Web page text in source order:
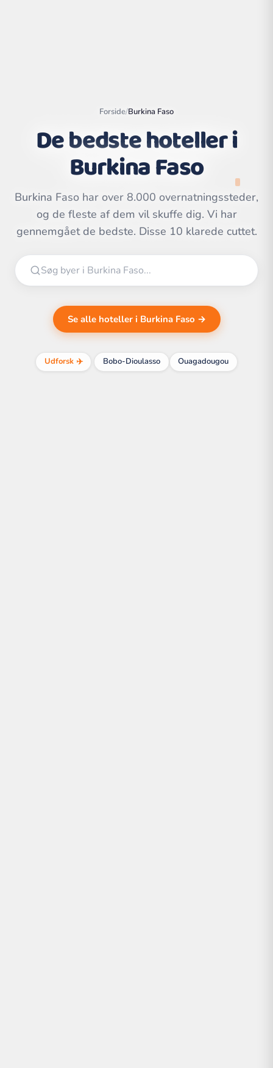
Leaflet|©
OpenStreetMap
contributors | ©
CARTO
Forside/Burkina Faso
De bedste hoteller i
Burkina Faso
Burkina Faso har over 8.000 overnatningssteder,
og de fleste af dem vil skuffe dig. Vi har
gennemgået de bedste. Disse 10 klarede cuttet.
Se alle hoteller i Burkina Faso →
Udforsk ✈️ Bobo-Dioulasso Ouagadougou